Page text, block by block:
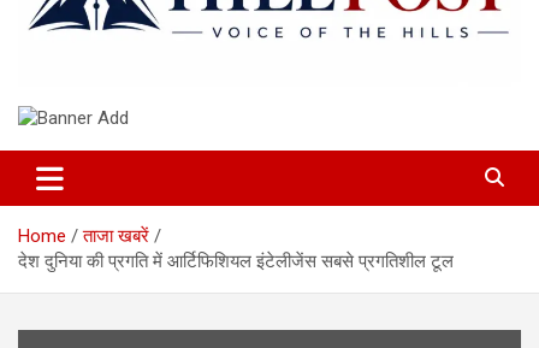
The Hillpost
Home
ताजा खबरें
देश दुनिया की प्रगति में आर्टिफिशियल इंटेलीजेंस सबसे प्रगतिशील टूल